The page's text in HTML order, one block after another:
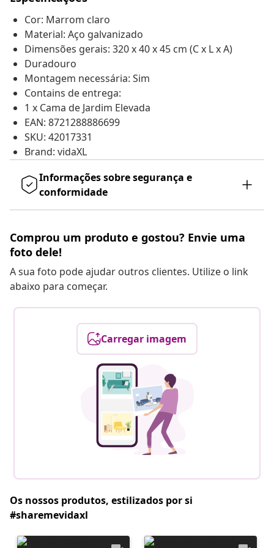
Cor: Marrom claro
Material: Aço galvanizado
Dimensões gerais: 320 x 40 x 45 cm (C x L x A)
Duradouro
Montagem necessária: Sim
Contains de entrega:
1 x Cama de Jardim Elevada
EAN: 8721288886699
SKU: 42017331
Brand: vidaXL
Informações sobre segurança e
conformidade
Comprou um produto e gostou? Envie uma
foto dele!
A sua foto pode ajudar outros clientes. Utilize o link
abaixo para começar.
Carregar imagem
Os nossos produtos, estilizados por si
#sharemevidaxl